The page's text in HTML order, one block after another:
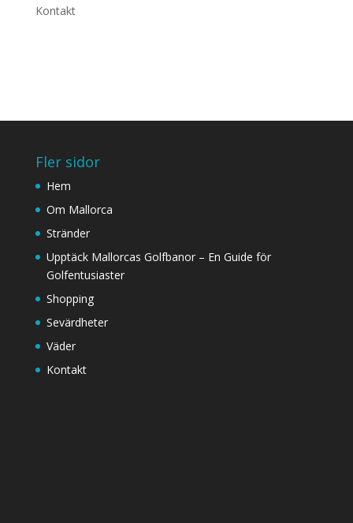
Kontakt
Fler sidor
Hem
Om Mallorca
Stränder
Upptäck Mallorcas Golfbanor – En Guide för
Golfentusiaster
Shopping
Sevärdheter
Väder
Kontakt